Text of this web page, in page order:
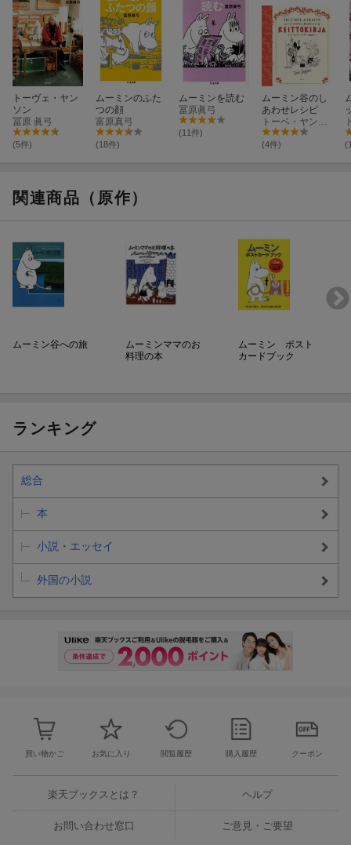
トーヴェ・ヤン
ソン
冨原 眞弓
(5件)
ムーミンのふた
つの顔
富原真弓
(18件)
ムーミンを読む
冨原眞弓
(11件)
ムーミン谷のし
あわせレシピ
(4件)
関連商品（原作）
ムーミン谷への旅
ムーミンママのお
料理の本
ムーミン ポスト
カードブック
ランキング
総合
本
小説・エッセイ
外国の小説
買い物かご お気に入り 閲覧履歴 購入履歴 クーポン
楽天ブックスとは？ ヘルプ
お問い合わせ窓口 ご意見・ご要望